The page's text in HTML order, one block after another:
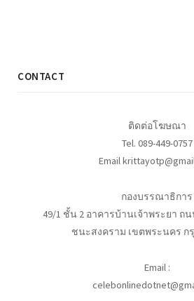
CONTACT
ติดต่อโฆษณา
Tel. 089-449-0757
Email
กองบรรณาธิการ
49/1 ชั้น 2 อาคารบ้านเจ้าพระยา ถ
ชนะสงคราม เขตพระนคร กรุ
Email :